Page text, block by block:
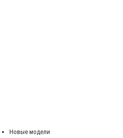
Новые модели